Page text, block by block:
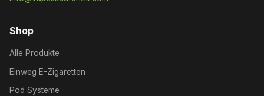
Shop
Alle Produkte
Einweg E-Zigaretten
Pod Systeme